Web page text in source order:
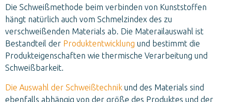
Die Schweißmethode beim verbinden von Kunststoffen
hängt natürlich auch vom Schmelzindex des zu
verschweißenden Materials ab. Die Materailauswahl ist
Bestandteil der Produktentwicklung und bestimmt die
Produkteigenschaften wie thermische Verarbeitung und
Schweißbarkeit.
Die Auswahl der Schweißtechnik und des Materials sind
ebenfalls abhängig von der größe des Produktes und der